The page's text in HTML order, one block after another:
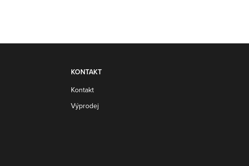
KONTAKT
Kontakt
Výprodej